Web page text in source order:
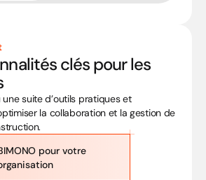
clés pour les
suite d’outils pratiques et
la collaboration et la gestion de
pour votre